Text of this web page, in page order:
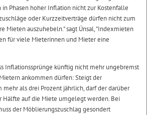
Phasen hoher Inflation nicht zur Kostenfalle
oder Kurzzeitverträge dürfen nicht zum
Mieten auszuhebeln." sagt Ünsal, "Indexmieten
für viele Mieterinnen und Mieter eine
Inflationssprünge künftig nicht mehr ungebremst
ankommen dürfen: Steigt der
mehr als drei Prozent jährlich, darf der darüber
Hälfte auf die Miete umgelegt werden. Bei
der Möblierungszuschlag gesondert